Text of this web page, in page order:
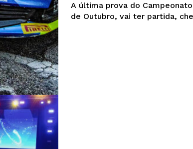
A última prova do
de Outubro, vai ter partida,